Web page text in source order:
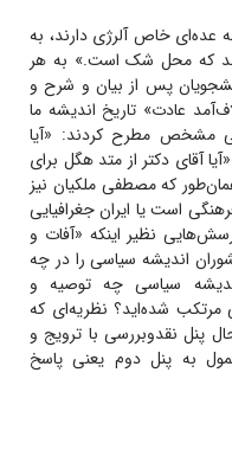
عده‌ای خاص آلرژی دارند، به
که محل شک است.» به هر
پس از بیان و شرح و
عادت» تاریخ اندیشه ما
مشخص مطرح کردند: «آیا
آقای دکتر از متد هگل برای
که مصطفی ملکیان نیز
است یا ایران جغرافیایی
نظیر اینکه «آفات و
اندیشه سیاسی را در چه
اندیشه سیاسی چه توصیه و
مرتکب شده‌اید؟ نظریه‌ای که
پنل نقدوبررسی با ترویج و
به پنل دوم یعنی پاسخ‌